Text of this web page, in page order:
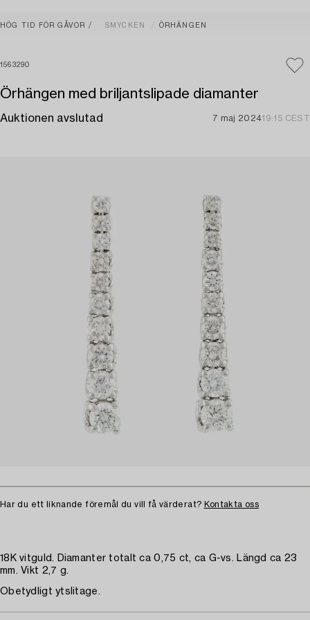
HÖG TID FÖR GÅVOR SMYCKEN ÖRHÄNGEN
1563290
Örhängen med briljantslipade diamanter
Auktionen avslutad 7 maj 202419:15 CEST
Har du ett liknande föremål du vill få värderat? Kontakta oss
18K vitguld. Diamanter totalt ca 0,75 ct, ca G-vs. Längd ca 23
mm. Vikt 2,7 g.
Obetydligt ytslitage.